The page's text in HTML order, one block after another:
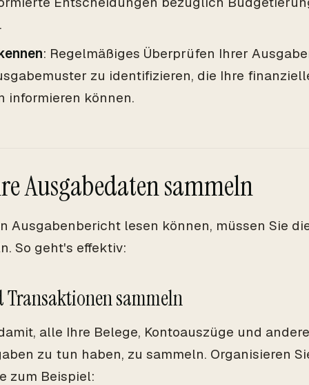
: Regelmäßiges Überprüfen Ihrer
zu identifizieren, die Ihre
informieren können.
Ausgabedaten sammeln
Ausgabenbericht lesen können, müssen Sie
So geht's effektiv:
Transaktionen sammeln
alle Ihre Belege, Kontoauszüge und
zu tun haben, zu sammeln. Organisieren
zum Beispiel: